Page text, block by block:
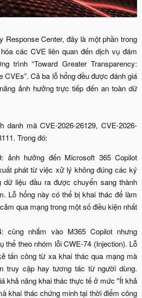
Response Center, đây là một phần trong
các CVE liên quan đến dịch vụ đám
trình “Toward Greater Transparency:
CVEs”. Cả ba lỗ hổng đều được đánh giá
ảnh hưởng trực tiếp đến an toàn dữ
danh mã CVE-2026-26129, CVE-2026-
Trong đó:​
ảnh hưởng đến Microsoft 365 Copilot
phát từ việc xử lý không đúng các ký
dữ liệu đầu ra được chuyển sang thành
Lỗ hổng này có thể bị khai thác để làm
qua mạng trong một số điều kiện nhất
cũng nhắm vào M365 Copilot nhưng
thể theo nhóm lỗi CWE-74 (Injection). Lỗ
tấn công từ xa khai thác qua mạng mà
truy cập hay tương tác từ người dùng.
khả năng khai thác thực tế ở mức "Ít khả
khai thác chứng minh tại thời điểm công